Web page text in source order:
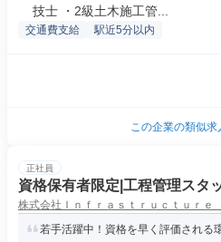
技士 ・2級土木施工管...
交通費支給 駅近5分以内
この企業の類似求
正社員
資格保有者限定|工程管理スタ
株式会社Ｉｎｆｒａｓｔｒｕｃｔｕｒ
若手活躍中！資格を早く評価される